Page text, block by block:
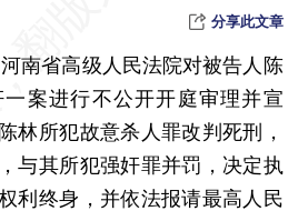
北上琼深四地首批13家外资企业获增值电信业务经营试点批复
结束在土耳其的首轮双边会谈
斯坦案首批文件档案
品最新研究成果发布
原因疫情，已致50多人死亡
射性气体泄漏
分享此文章
南省高级人民法院对被告人陈
案进行不公开开庭审理并宣
林所犯故意杀人罪改判死刑，
与其所犯强奸罪并罚，决定执
利终身，并依法报请最高人民